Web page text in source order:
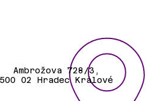
Ambrožova 728/3,
500 02 Hradec Králové